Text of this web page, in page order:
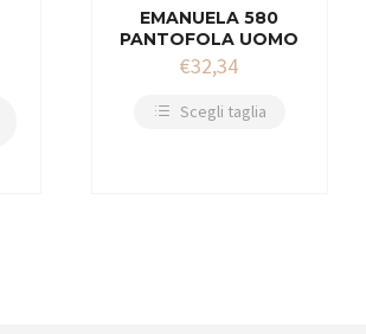
EMANUELA 580
PANTOFOLA UOMO
€32,34
Scegli taglia